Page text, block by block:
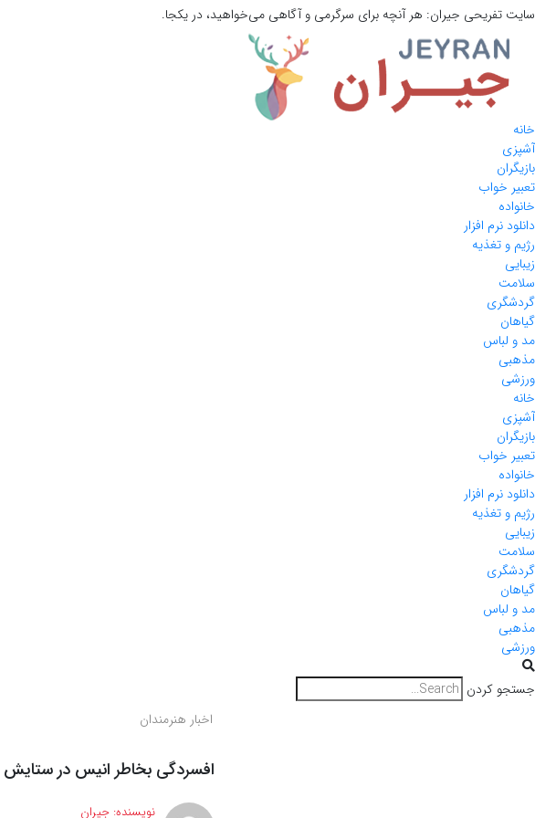
سایت تفریحی جیران: هر آنچه برای سرگرمی و آگاهی می‌خواهید، در یکجا.
خانه
آشپزی
بازیگران
تعبیر خواب
خانواده
دانلود نرم افزار
رژیم و تغذیه
زیبایی
سلامت
گردشگری
گیاهان
مد و لباس
مذهبی
ورزشی
خانه
آشپزی
بازیگران
تعبیر خواب
خانواده
دانلود نرم افزار
رژیم و تغذیه
زیبایی
سلامت
گردشگری
گیاهان
مد و لباس
مذهبی
ورزشی
جستجو کردن
اخبار هنرمندان
افسردگی بخاطر انیس در ستایش 3
نویسنده: جیران